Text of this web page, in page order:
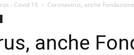
- Covid 19 Coronavirus, anche
anche